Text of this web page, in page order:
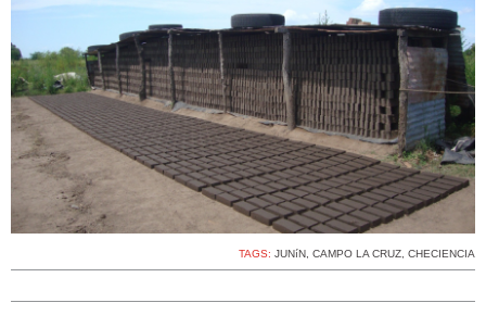
TAGS: JUNíN, CAMPO LA CRUZ, CHECIENCIA